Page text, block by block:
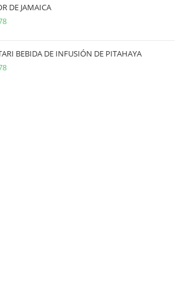
DE JAMAICA
BEBIDA DE INFUSIÓN DE PITAHAYA